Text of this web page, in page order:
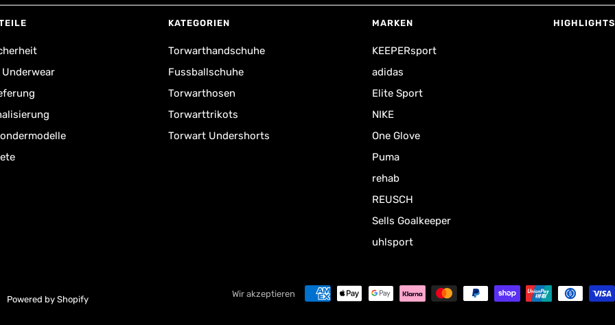
Underwear
KATEGORIEN
Torwarthandschuhe
Fussballschuhe
Torwarthosen
Torwarttrikots
Torwart Undershorts
MARKEN
KEEPERsport
adidas
Elite Sport
NIKE
One Glove
Puma
rehab
REUSCH
Sells Goalkeeper
uhlsport
HIGHLIGHTS
Powered by Shopify
Wir akzeptieren